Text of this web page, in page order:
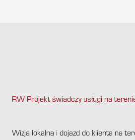
RW Projekt świadczy usługi na
Wizja lokalna i dojazd do klienta na